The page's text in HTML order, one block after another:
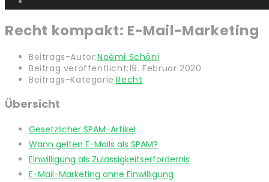
Recht kompakt: E-Mail-Marketing
Beitrags-Autor:Noëmi Schöni
Beitrag veröffentlicht:19. Februar 2020
Beitrags-Kategorie:Recht
Übersicht
Gesetzlicher SPAM-Artikel
Wann gelten E-Mails als SPAM?
Einwilligung als Zulässigkeitserfordernis
E-Mail-Marketing ohne Einwilligung